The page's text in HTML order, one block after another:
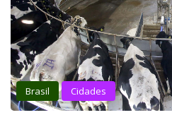
Brasil Cidades